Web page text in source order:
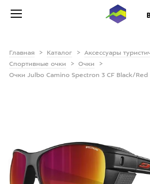
Главная Каталог
Аксессуары
Спортивные очки
Очки
Очки Julbo Camino Spectron 3 CF Black/Red